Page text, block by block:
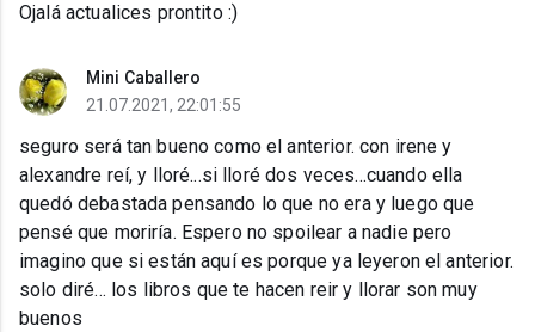
Ojalá actualices prontito :)
Mini Caballero
21.07.2021, 22:01:55
seguro será tan bueno como el anterior. con irene y
alexandre reí, y lloré...si lloré dos veces...cuando ella
quedó debastada pensando lo que no era y luego que
pensé que moriría. Espero no spoilear a nadie pero
imagino que si están aquí es porque ya leyeron el anterior.
solo diré... los libros que te hacen reir y llorar son muy
buenos